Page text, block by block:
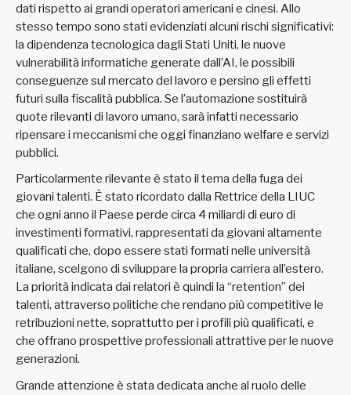
dati rispetto ai grandi operatori americani e cinesi. Allo
stesso tempo sono stati evidenziati alcuni rischi significativi:
la dipendenza tecnologica dagli Stati Uniti, le nuove
vulnerabilità informatiche generate dall’AI, le possibili
conseguenze sul mercato del lavoro e persino gli effetti
futuri sulla fiscalità pubblica. Se l’automazione sostituirà
quote rilevanti di lavoro umano, sarà infatti necessario
ripensare i meccanismi che oggi finanziano welfare e servizi
pubblici.
Particolarmente rilevante è stato il tema della fuga dei
giovani talenti. È stato ricordato dalla Rettrice della LIUC
che ogni anno il Paese perde circa 4 miliardi di euro di
investimenti formativi, rappresentati da giovani altamente
qualificati che, dopo essere stati formati nelle università
italiane, scelgono di sviluppare la propria carriera all’estero.
La priorità indicata dai relatori è quindi la “retention” dei
talenti, attraverso politiche che rendano più competitive le
retribuzioni nette, soprattutto per i profili più qualificati, e
che offrano prospettive professionali attrattive per le nuove
generazioni.
Grande attenzione è stata dedicata anche al ruolo delle